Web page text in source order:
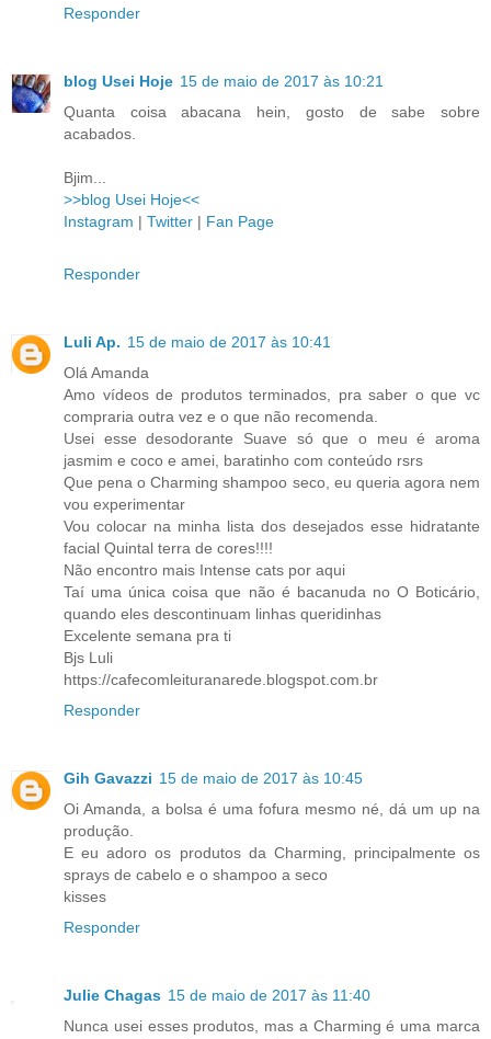
Responder
blog Usei Hoje 15 de maio de 2017 às 10:21
Quanta coisa abacana hein, gosto de sabe sobre
acabados.
Bjim...
>>blog Usei Hoje<<
Instagram | Twitter | Fan Page
Responder
Luli Ap. 15 de maio de 2017 às 10:41
Olá Amanda
Amo vídeos de produtos terminados, pra saber o que vc
compraria outra vez e o que não recomenda.
Usei esse desodorante Suave só que o meu é aroma
jasmim e coco e amei, baratinho com conteúdo rsrs
Que pena o Charming shampoo seco, eu queria agora nem
vou experimentar
Vou colocar na minha lista dos desejados esse hidratante
facial Quintal terra de cores!!!!
Não encontro mais Intense cats por aqui
Taí uma única coisa que não é bacanuda no O Boticário,
quando eles descontinuam linhas queridinhas
Excelente semana pra ti
Bjs Luli
https://cafecomleituranarede.blogspot.com.br
Responder
Gih Gavazzi 15 de maio de 2017 às 10:45
Oi Amanda, a bolsa é uma fofura mesmo né, dá um up na
produção.
E eu adoro os produtos da Charming, principalmente os
sprays de cabelo e o shampoo a seco
kisses
Responder
Julie Chagas 15 de maio de 2017 às 11:40
Nunca usei esses produtos, mas a Charming é uma marca